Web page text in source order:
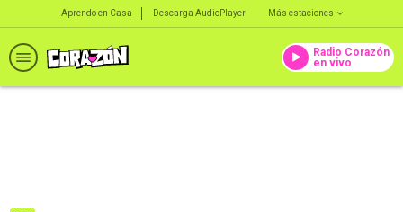
Aprendo en Casa Descarga AudioPlayer Más estaciones
Radio Corazón
en vivo